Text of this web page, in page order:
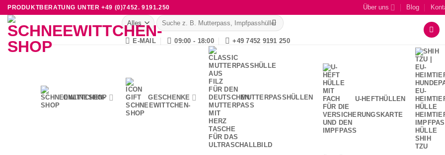
Zum
Inhalt
springen
PRODUKTBERATUNG UNTER +49 (0)7452. 9191.250 Über uns Blog
Suche
nach:
E-MAIL 09:00 - 18:00 +49 7452 9191 250
ONLINESHOP GESCHENKE MUTTERPASSHÜLLEN U-HEFTHÜLLEN